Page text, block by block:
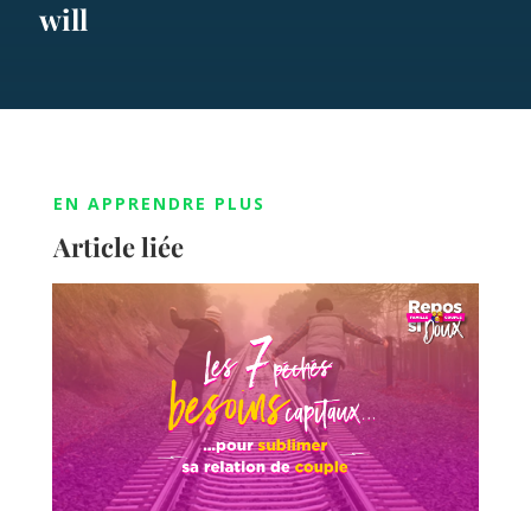
will
EN APPRENDRE PLUS
Article liée